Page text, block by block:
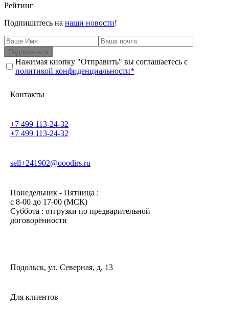
Рейтинг
Подпишитесь на наши новости!
Подписаться
Нажимая кнопку "Отправить" вы соглашаетесь с
политикой конфиденциальности*
Контакты
+7 499 113-24-32
+7 499 113-24-32
sell+241902@ooodirs.ru
Понедельник - Пятница :
c 8-00 до 17-00 (МСК)
Суббота : отгрузки по предварительной
договорённости
Подольск, ул. Северная, д. 13
Для клиентов